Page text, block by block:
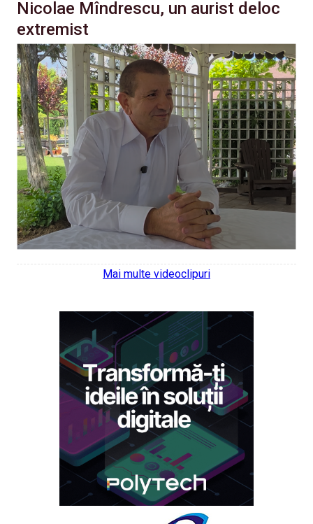
Nicolae Mîndrescu, un aurist deloc
extremist
Mai multe videoclipuri